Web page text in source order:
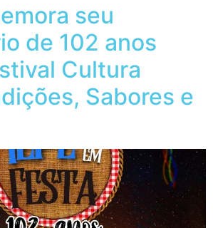
seu
de 102 anos
Cultura
Sabores e